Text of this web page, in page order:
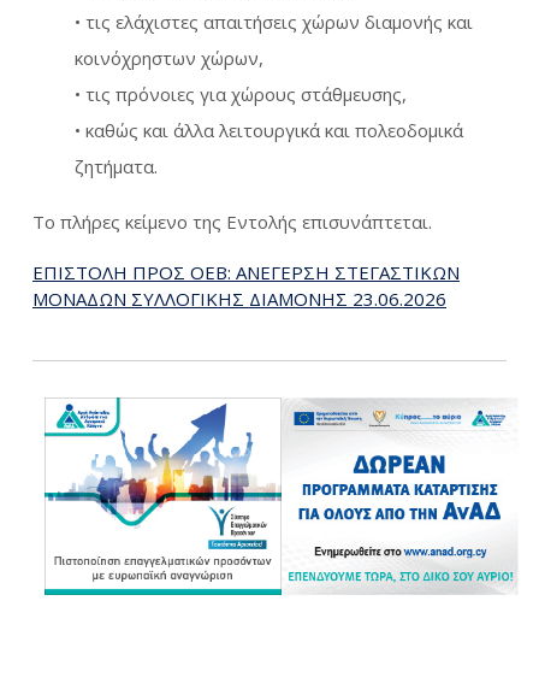
• τις ελάχιστες απαιτήσεις χώρων διαμονής και
κοινόχρηστων χώρων,
• τις πρόνοιες για χώρους στάθμευσης,
• καθώς και άλλα λειτουργικά και πολεοδομικά
ζητήματα.
Το πλήρες κείμενο της Εντολής επισυνάπτεται.
ΕΠΙΣΤΟΛΗ ΠΡΟΣ ΟΕΒ: ΑΝΕΓΕΡΣΗ ΣΤΕΓΑΣΤΙΚΩΝ
ΜΟΝΑΔΩΝ ΣΥΛΛΟΓΙΚΗΣ ΔΙΑΜΟΝΗΣ 23.06.2026